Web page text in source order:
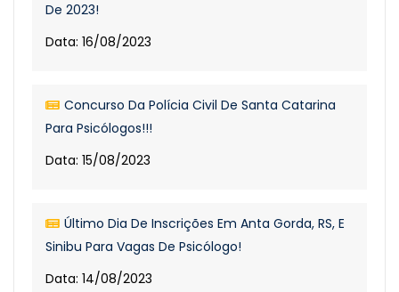
De 2023!
Data: 16/08/2023
Concurso Da Polícia Civil De Santa Catarina
Para Psicólogos!!!
Data: 15/08/2023
Último Dia De Inscrições Em Anta Gorda, RS, E
Sinibu Para Vagas De Psicólogo!
Data: 14/08/2023